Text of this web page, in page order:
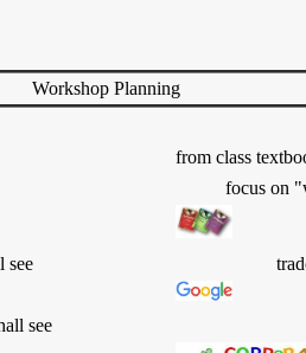
Workshop Planning
from class
focus on
see
see